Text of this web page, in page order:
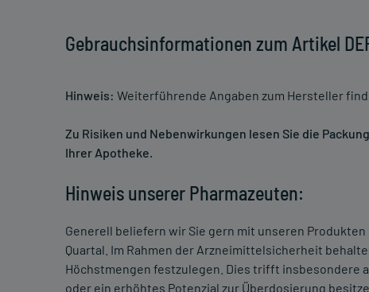
Gebrauchsinformationen zum Artikel
Hinweis: Weiterführende Angaben zum Hersteller
Zu Risiken und Nebenwirkungen lesen Sie die
Ihrer Apotheke.
Hinweis unserer Pharmazeuten:
Generell beliefern wir Sie gern mit unseren
Quartal. Im Rahmen der Arzneimittelsicherheit
Höchstmengen festzulegen. Dies trifft insbesondere
oder ein erhöhtes Potenzial zur Überdosierung